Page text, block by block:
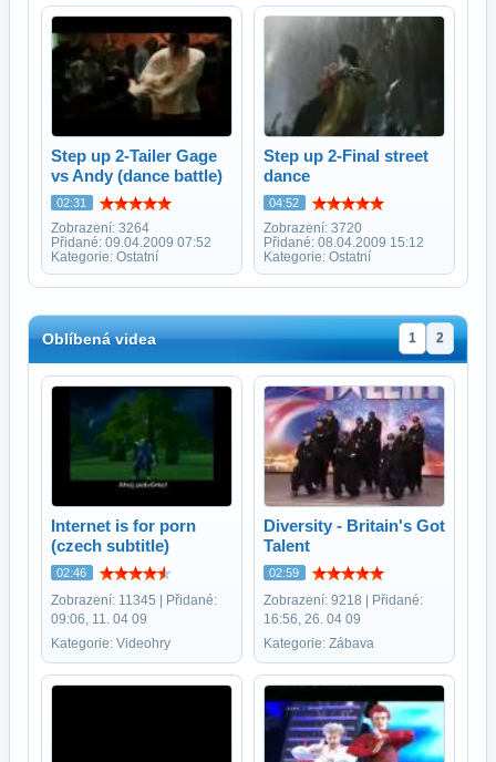
Step up 2-Tailer Gage
vs Andy (dance battle)
02:31
Zobrazení: 3264
Přidané: 09.04.2009 07:52
Kategorie: Ostatní
Step up 2-Final street
dance
04:52
Zobrazení: 3720
Přidané: 08.04.2009 15:12
Kategorie: Ostatní
Oblíbená videa 1 2
Internet is for porn
(czech subtitle)
02:46
Zobrazení: 11345 | Přidané:
09:06, 11. 04 09
Kategorie: Videohry
Diversity - Britain's Got
Talent
02:59
Zobrazení: 9218 | Přidané:
16:56, 26. 04 09
Kategorie: Zábava